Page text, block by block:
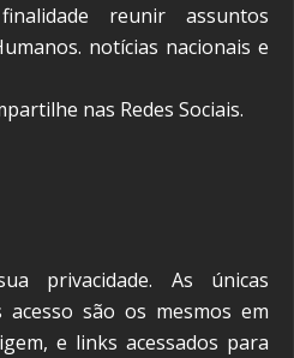
reunir assuntos
notícias nacionais e
nas Redes Sociais.
privacidade. As únicas
são os mesmos em
e links acessados para